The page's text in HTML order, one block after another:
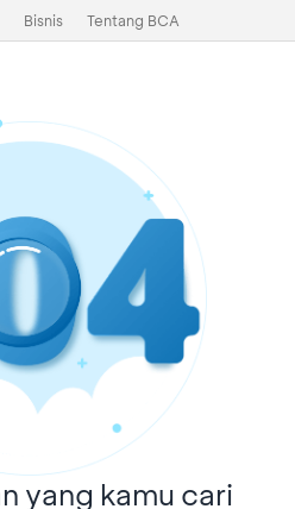
Bisnis Tentang BCA
yang kamu cari